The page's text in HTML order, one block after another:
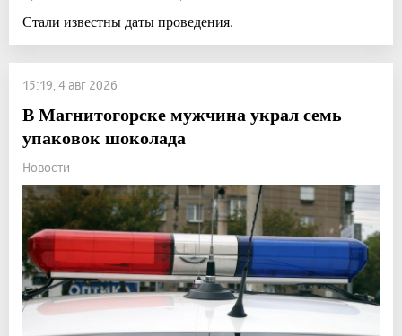
Стали известны даты проведения.
15:19, 4 авг 2026
В Магнитогорске мужчина украл семь
упаковок шоколада
Новости